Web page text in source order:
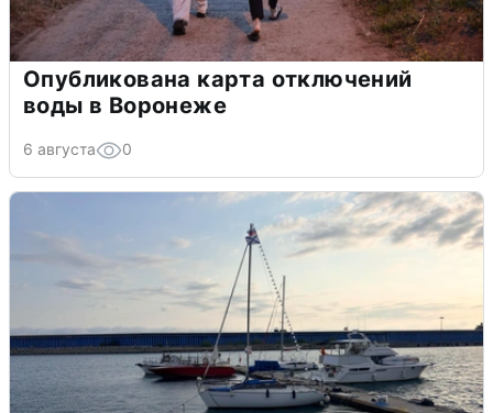
Опубликована карта отключений
воды в Воронеже
6 августа 0